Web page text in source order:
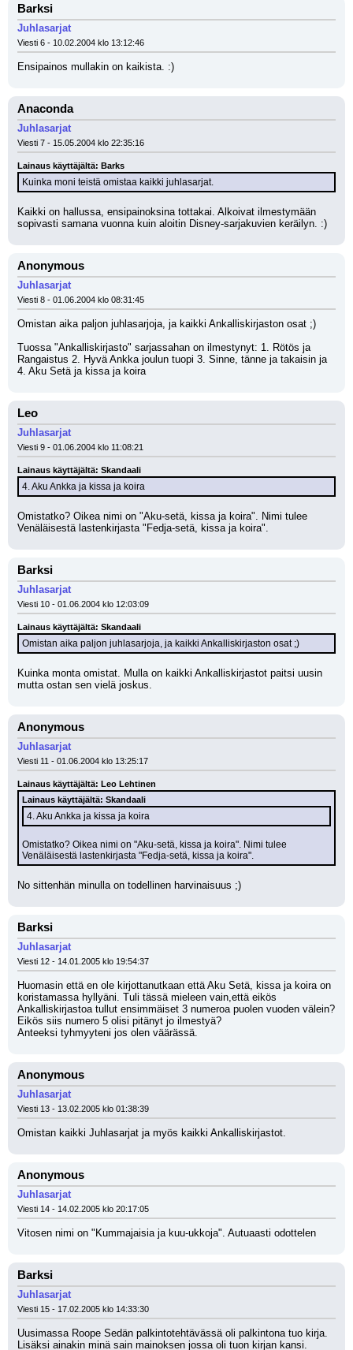
Barksi
Juhlasarjat
Viesti 6 - 10.02.2004 klo 13:12:46
Ensipainos mullakin on kaikista. :)
Anaconda
Juhlasarjat
Viesti 7 - 15.05.2004 klo 22:35:16
Lainaus käyttäjältä: Barks
Kuinka moni teistä omistaa kaikki juhlasarjat.
Kaikki on hallussa, ensipainoksina tottakai. Alkoivat ilmestymään
sopivasti samana vuonna kuin aloitin Disney-sarjakuvien keräilyn. :)
Anonymous
Juhlasarjat
Viesti 8 - 01.06.2004 klo 08:31:45
Omistan aika paljon juhlasarjoja, ja kaikki Ankalliskirjaston osat ;)
Tuossa "Ankalliskirjasto" sarjassahan on ilmestynyt: 1. Rötös ja
Rangaistus 2. Hyvä Ankka joulun tuopi 3. Sinne, tänne ja takaisin ja
4. Aku Setä ja kissa ja koira
Leo
Juhlasarjat
Viesti 9 - 01.06.2004 klo 11:08:21
Lainaus käyttäjältä: Skandaali
4. Aku Ankka ja kissa ja koira
Omistatko? Oikea nimi on "Aku-setä, kissa ja koira". Nimi tulee
Venäläisestä lastenkirjasta "Fedja-setä, kissa ja koira".
Barksi
Juhlasarjat
Viesti 10 - 01.06.2004 klo 12:03:09
Lainaus käyttäjältä: Skandaali
Omistan aika paljon juhlasarjoja, ja kaikki Ankalliskirjaston osat ;)
Kuinka monta omistat. Mulla on kaikki Ankalliskirjastot paitsi uusin
mutta ostan sen vielä joskus.
Anonymous
Juhlasarjat
Viesti 11 - 01.06.2004 klo 13:25:17
Lainaus käyttäjältä: Leo Lehtinen
Lainaus käyttäjältä: Skandaali
4. Aku Ankka ja kissa ja koira
Omistatko? Oikea nimi on "Aku-setä, kissa ja koira". Nimi tulee
Venäläisestä lastenkirjasta "Fedja-setä, kissa ja koira".
No sittenhän minulla on todellinen harvinaisuus ;)
Barksi
Juhlasarjat
Viesti 12 - 14.01.2005 klo 19:54:37
Huomasin että en ole kirjottanutkaan että Aku Setä, kissa ja koira on
koristamassa hyllyäni. Tuli tässä mieleen vain,että eikös
Ankalliskirjastoa tullut ensimmäiset 3 numeroa puolen vuoden välein?
Eikös siis numero 5 olisi pitänyt jo ilmestyä?
Anteeksi tyhmyyteni jos olen väärässä.
Anonymous
Juhlasarjat
Viesti 13 - 13.02.2005 klo 01:38:39
Omistan kaikki Juhlasarjat ja myös kaikki Ankalliskirjastot.
Anonymous
Juhlasarjat
Viesti 14 - 14.02.2005 klo 20:17:05
Vitosen nimi on "Kummajaisia ja kuu-ukkoja". Autuaasti odottelen
Barksi
Juhlasarjat
Viesti 15 - 17.02.2005 klo 14:33:30
Uusimassa Roope Sedän palkintotehtävässä oli palkintona tuo kirja.
Lisäksi ainakin minä sain mainoksen jossa oli tuon kirjan kansi.